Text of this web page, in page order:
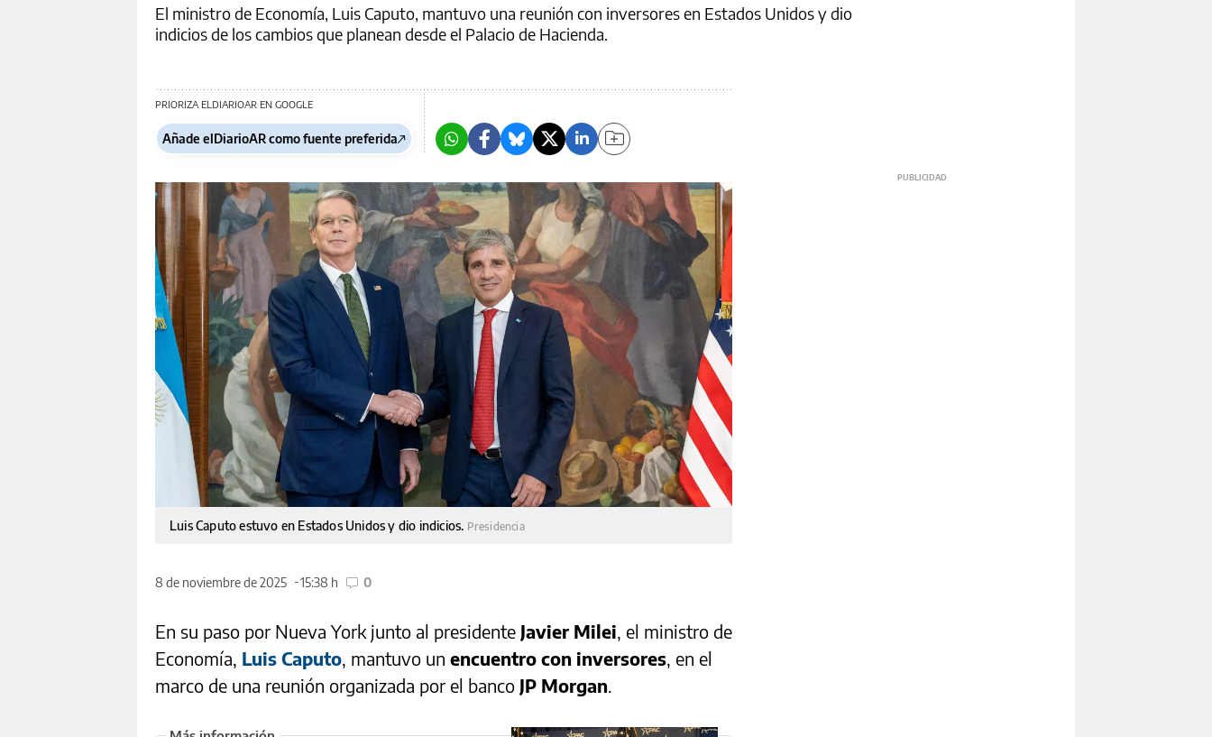
El ministro de Economía, Luis Caputo, mantuvo una reunión con inversores en Estados Unidos y dio
indicios de los cambios que planean desde el Palacio de Hacienda.
PRIORIZA ELDIARIOAR EN GOOGLE
Añade elDiarioAR como fuente preferida
Luis Caputo estuvo en Estados Unidos y dio indicios. Presidencia
8 de noviembre de 2025 15:38 h 0
En su paso por Nueva York junto al presidente Javier Milei, el ministro de
Economía, Luis Caputo, mantuvo un encuentro con inversores, en el
marco de una reunión organizada por el banco JP Morgan.